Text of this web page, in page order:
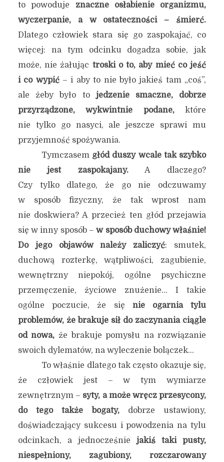
to powoduje znaczne osłabienie organizmu,
wyczerpanie, a w ostateczności – śmierć.
Dlatego człowiek stara się go zaspokajać, co
więcej: na tym odcinku dogadza sobie, jak
może, nie żałując troski o to, aby mieć co jeść
i co wypić– i aby to nie było jakieś tam „coś”,
ale żeby było to jedzenie smaczne, dobrze
przyrządzone, wykwintnie podane,które
nie tylko go nasyci, ale jeszcze sprawi mu
przyjemność spożywania.
Tymczasem głód duszy wcale tak szybko
nie jest zaspokajany.A dlaczego?
Czy tylko dlatego, że go nie odczuwamy
w sposób fizyczny, że tak wprost nam
nie doskwiera? A przecież ten głód przejawia
się w inny sposób –w sposób duchowy właśnie!
Do jego objawów należy zaliczyć: smutek,
duchową rozterkę, wątpliwości, zagubienie,
wewnętrzny niepokój, ogólne psychiczne
przemęczenie, życiowe znużenie… I takie
ogólne poczucie, że się nie ogarnia tylu
problemów, że brakuje sił do zaczynania ciągle
od nowa, że brakuje pomysłu na rozwiązanie
swoich dylematów, na wyleczenie bolączek…
To właśnie dlatego tak często okazuje się,
że człowiek jest – w tym wymiarze
zewnętrznym – syty, a może wręcz przesycony,
do tego także bogaty,dobrze ustawiony,
doświadczający sukcesu i powodzenia na tylu
odcinkach, a jednocześnie jakiś taki pusty,
niespełniony, zagubiony, rozczarowany